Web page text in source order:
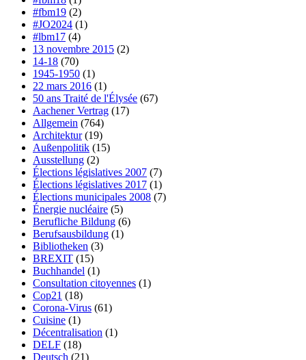
#fbm19 (2)
#JO2024 (1)
#lbm17 (4)
13 novembre 2015 (2)
14-18 (70)
1945-1950 (1)
22 mars 2016 (1)
50 ans Traité de l'Élysée (67)
Aachener Vertrag (17)
Allgemein (764)
Architektur(19)
Außenpolitik (15)
Ausstellung (2)
Élections législatives 2007 (7)
Élections législatives 2017 (1)
Élections municipales 2008 (7)
Énergie nucléaire (5)
Berufliche Bildung (6)
Berufsausbildung (1)
Bibliotheken (3)
BREXIT (15)
Buchhandel (1)
Consultation citoyennes (1)
Cop21 (18)
Corona-Virus (61)
Cuisine (1)
Décentralisation (1)
DELF (18)
Deutsch (21)